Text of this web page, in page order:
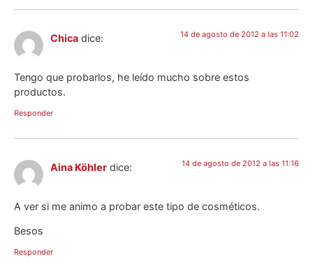
Chica dice: 14 de agosto de 2012 a las 11:02
Tengo que probarlos, he leído mucho sobre estos
productos.
Responder
Aina Köhler dice: 14 de agosto de 2012 a las 11:16
A ver si me animo a probar este tipo de cosméticos.
Besos
Responder